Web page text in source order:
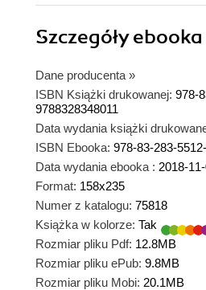
Szczegółyebooka
Dane producenta »
ISBN Książki drukowanej: 978-
9788328348011
Data wydania książki
ISBN Ebooka: 978-83-283-
Data wydania ebooka : 2018-
Format: 158x235
Numer z katalogu: 75818
Książka w kolorze: Tak
Rozmiar pliku Pdf: 12.8MB
Rozmiar pliku ePub: 9.8MB
Rozmiar pliku Mobi: 20.1MB